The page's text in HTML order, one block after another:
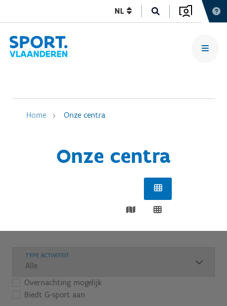
NL
Home Onze centra
Onze centra
TYPE ACTIVITEIT
Overnachting mogelijk
Biedt G-sport aan